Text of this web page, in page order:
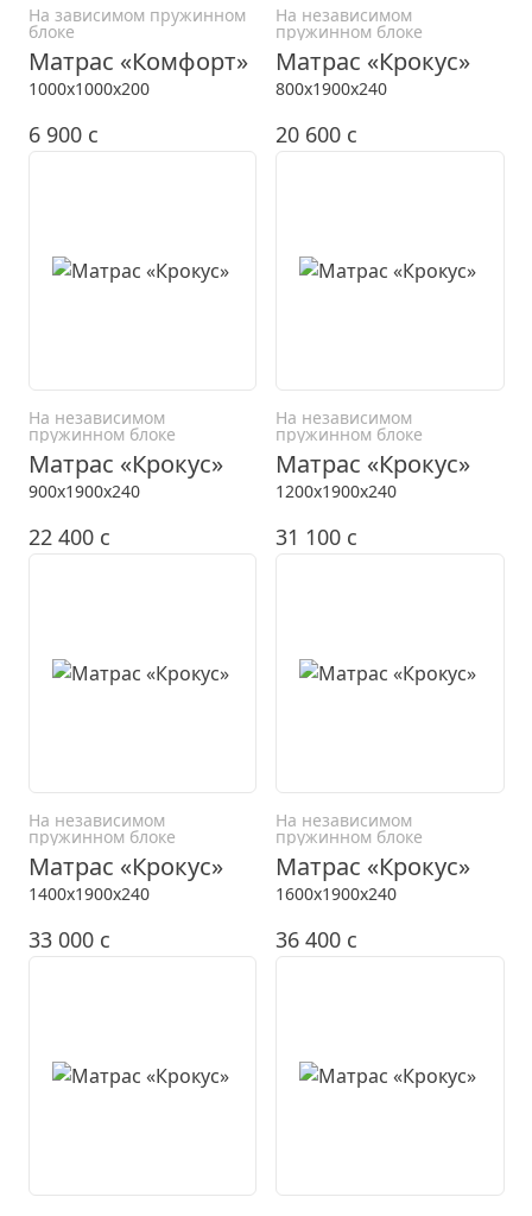
На зависимом пружинном
блоке
Матрас «Комфорт»
1000x1000x200
6 900 c
На независимом
пружинном блоке
Матрас «Крокус»
800x1900x240
20 600 c
На независимом
пружинном блоке
Матрас «Крокус»
900x1900x240
22 400 c
На независимом
пружинном блоке
Матрас «Крокус»
1200x1900x240
31 100 c
На независимом
пружинном блоке
Матрас «Крокус»
1400x1900x240
33 000 c
На независимом
пружинном блоке
Матрас «Крокус»
1600x1900x240
36 400 c